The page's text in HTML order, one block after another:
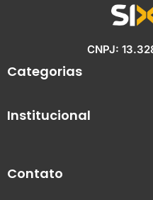
CNPJ:
Categorias
Institucional
Contato